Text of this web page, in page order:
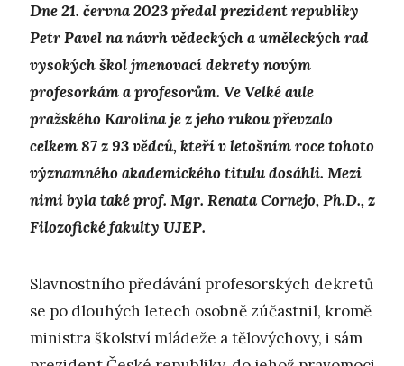
Dne 21. června 2023 předal prezident republiky
Petr Pavel na návrh vědeckých a uměleckých rad
vysokých škol jmenovací dekrety novým
profesorkám a profesorům. Ve Velké aule
pražského Karolina je z jeho rukou převzalo
celkem 87 z 93 vědců, kteří v letošním roce tohoto
významného akademického titulu dosáhli. Mezi
nimi byla také prof. Mgr. Renata Cornejo, Ph.D., z
Filozofické fakulty UJEP.
Slavnostního předávání profesorských dekretů
se po dlouhých letech osobně zúčastnil, kromě
ministra školství mládeže a tělovýchovy, i sám